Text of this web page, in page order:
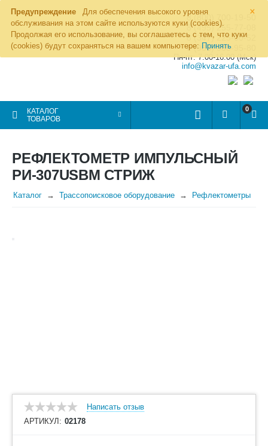
×
Предупреждение
Для обеспечения высокого уровня
обслуживания на этом сайте используются куки (cookies).
Продолжая его использование, вы соглашаетесь с тем, что куки
(cookies) будут сохраняться на вашем компьютере: Принять
8 (800) 700-19-50
8 (495) 255-77-08
8 (347) 225-00-52
8 (986) 963-95-80
Пн-пт: 7.00-16.00 (Мск)
info@kvazar-ufa.com
КАТАЛОГ
ТОВАРОВ
0
РЕФЛЕКТОМЕТР ИМПУЛЬСНЫЙ
РИ-307USBМ СТРИЖ
Каталог Трассопоисковое оборудование Рефлектометры
Написать отзыв
АРТИКУЛ: 02178